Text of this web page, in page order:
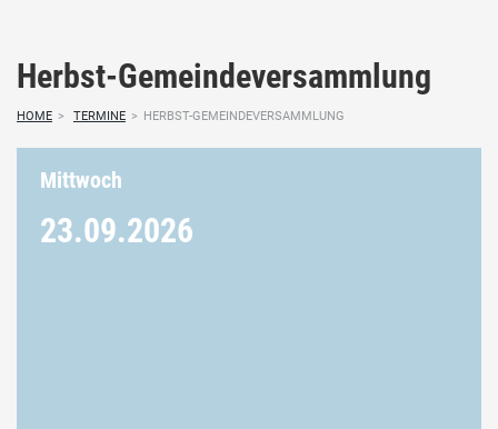
Herbst-Gemeindeversammlung
HOME > TERMINE > HERBST-GEMEINDEVERSAMMLUNG
Mittwoch
23.09.2026